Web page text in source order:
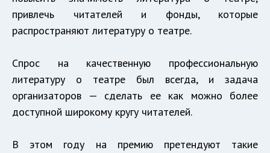
привлечь читателей и фонды, которые
распространяют литературу о театре.
Спрос на качественную профессиональную
литературу о театре был всегда, и задача
организаторов — сделать ее как можно более
доступной широкому кругу читателей.
В этом году на премию претендуют такие